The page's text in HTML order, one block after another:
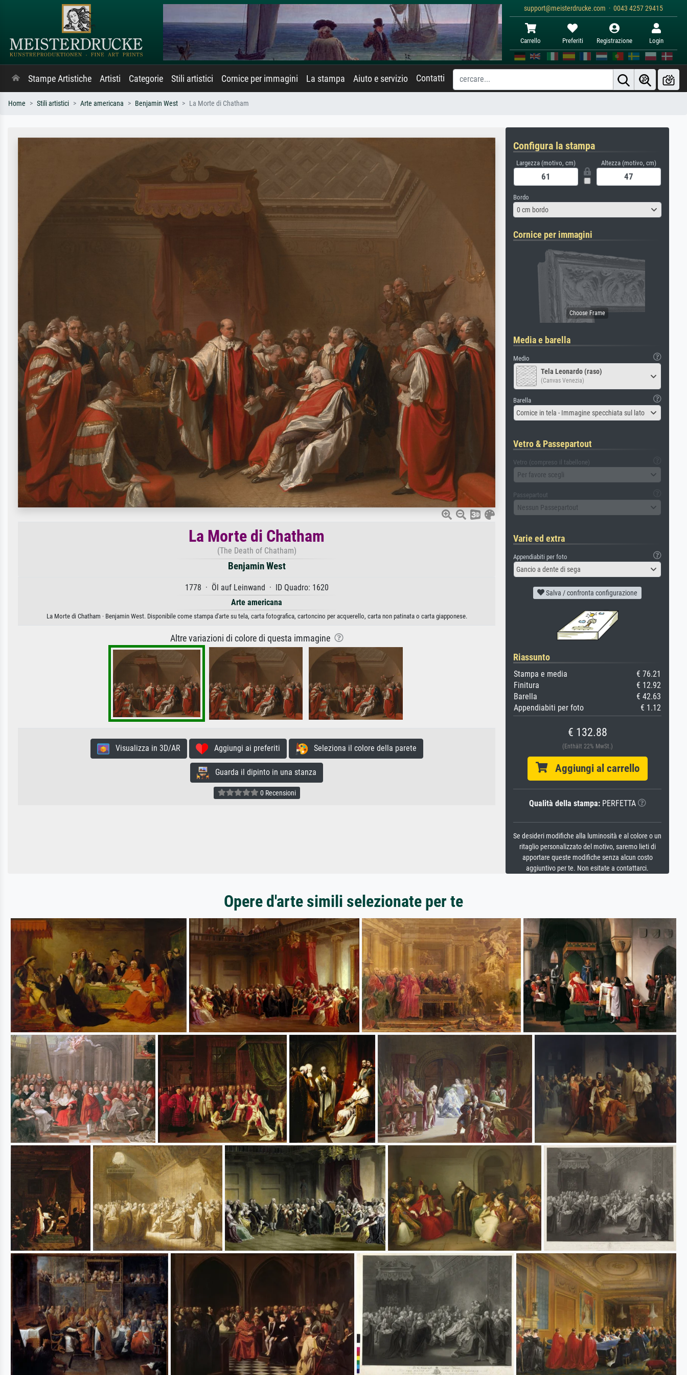
support@meisterdrucke.com · 0043 4257 29415
Carrello Preferiti Registrazione Login
Stampe Artistiche Artisti Categorie Stili artistici Cornice per immagini La stampa Aiuto e servizio Contatti
Home Stili artistici Arte americana Benjamin West La Morte di Chatham
La Morte di Chatham
(The Death of Chatham)
Benjamin West
1778 · Öl auf Leinwand · ID Quadro: 1620
Arte americana
La Morte di Chatham · Benjamin West. Disponibile come stampa d'arte su tela, carta fotografica, cartoncino per acquerello, carta non patinata o carta giapponese.
Altre variazioni di colore di questa immagine
Visualizza in 3D/AR Aggiungi ai preferiti Seleziona il colore della parete
Guarda il dipinto in una stanza
0 Recensioni
Configura la stampa
Largezza (motivo, cm) Altezza (motivo, cm)
Bordo
0 cm bordo
Cornice per immagini
Media e barella
Medio
Tela Leonardo (raso)
(Canvas Venezia)
Barella
Cornice in tela - Immagine specchiata sul lato
Vetro & Passepartout
Vetro (compreso il tabellone)
Per favore scegli
Passepartout
Nessun Passepartout
Varie ed extra
Appendiabiti per foto
Gancio a dente di sega
Salva / confronta configurazione
Riassunto
Stampa e media
€ 76.21
Finitura
€ 12.92
Barella
€ 42.63
Appendiabiti per foto
€ 1.12
€ 132.88
(Enthält 22% MwSt.)
Aggiungi al carrello
Qualità della stampa:PERFETTA
Se desideri modifiche alla luminosità e al colore o un
ritaglio personalizzato del motivo, saremo lieti di
apportare queste modifiche senza alcun costo
aggiuntivo per te. Non esitate a contattarci.
Opere d'arte simili selezionate per te